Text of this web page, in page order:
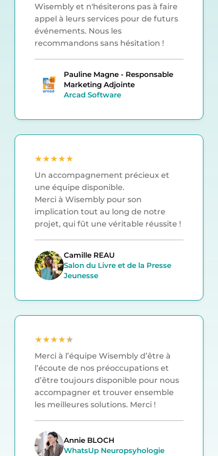
Wisembly et n'hésiterons pas à faire
appel à leurs services pour de futurs
événements. Nous les
recommandons sans hésitation !
Pauline Magne - Responsable
Marketing Adjointe
Arcad Software
★★★★★
Un accompagnement précieux et
une équipe disponible.
Merci à Wisembly pour son
implication tout au long de notre
projet, qui fût une véritable réussite !
Camille REAU
Salon du Livre et de la Presse
Jeunesse
★★★★★
Merci à l’équipe Wisembly d’être à
l’écoute de nos préoccupations et
d’être toujours disponible pour nous
accompagner et trouver ensemble
les meilleures solutions. Merci !
Annie BLOCH
WhatsUp Neuropsyhologie